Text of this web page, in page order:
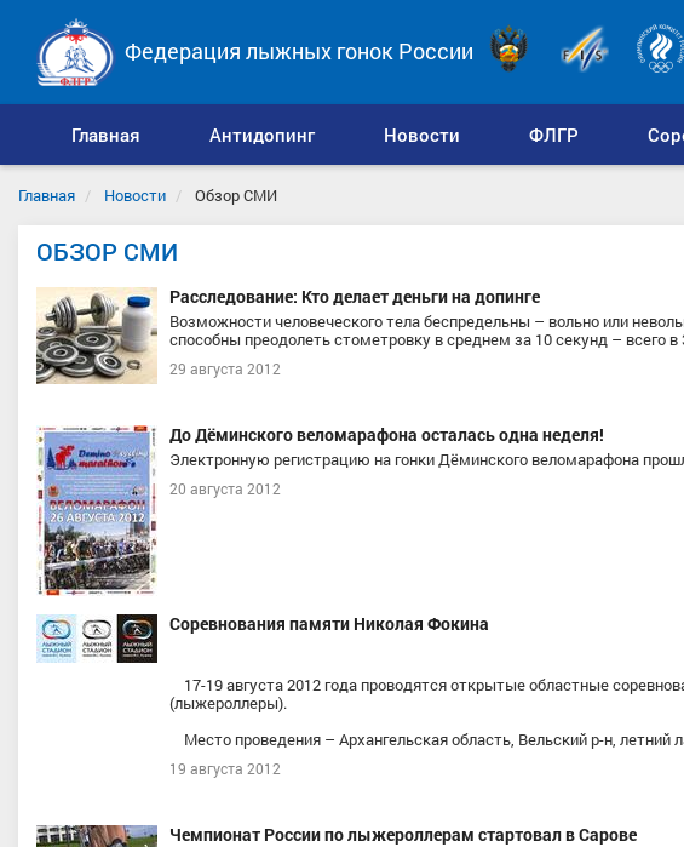
Федерация лыжных гонок России
Главная Антидопинг Новости ФЛГР
Главная Новости Обзор СМИ
ОБЗОР СМИ
Расследование: Кто делает деньги на допинге
Возможности человеческого тела беспредельны – вольно или
способны преодолеть стометровку в среднем за 10 секунд – всего
29 августа 2012
До Дёминского веломарафона осталась одна неделя!
Электронную регистрацию на гонки Дёминского веломарафона
20 августа 2012
Соревнования памяти Николая Фокина
17-19 августа 2012 года проводятся открытые областные
(лыжероллеры).
Место проведения – Архангельская область, Вельский р-н, летний
19 августа 2012
Чемпионат России по лыжероллерам стартовал в Сарове
Дарья Григорьевна
Плечёва Алёна Вячеславовна
Челябинская область